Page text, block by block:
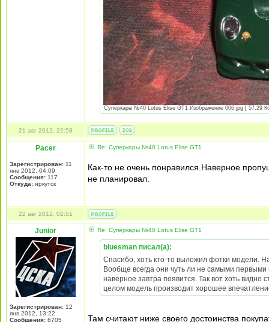
Суперкары №40 Lotus Еlise GT1 Изображение 006.jpg [ 57.29
21 авг 2012, 22:58
Pacer
Зарегистрирован: 11
янв 2012, 04:09
Сообщения: 117
Откуда: иркутск
Re: Суперкары №40 Lotus Еlise GT1
Как-то не очень понравился.Наверное
не планировал.
22 авг 2012, 02:51
Junior
Зарегистрирован: 12
янв 2012, 13:22
Сообщения: 6705
Re: Суперкары №40 Lotus Еlise GT1
bluesman писал(а):
Спасибо, хоть кто-то выложил фотки модели.
Вообще всегда они чуть ли не самыми
наверное завтра появится. Так вот хоть
целом модель производит хорошее
Там считают ниже своего достоинства